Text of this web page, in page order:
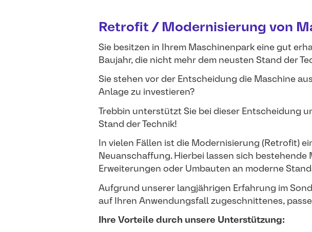
Retrofit / Modernisierung von
Sie besitzen in Ihrem Maschinenpark eine gut
Baujahr, die nicht mehr dem neusten Stand der
Sie stehen vor der Entscheidung die Maschine
Anlage zu investieren?
Trebbin unterstützt Sie bei dieser Entscheidung
Stand der Technik!
In vielen Fällen ist die Modernisierung (Retrofit)
Neuanschaffung. Hierbei lassen sich
Erweiterungen oder Umbauten an moderne
Aufgrund unserer langjährigen Erfahrung im
auf Ihren Anwendungsfall zugeschnittenes,
Ihre Vorteile durch unsere Unterstützung: